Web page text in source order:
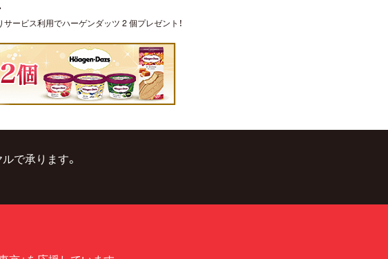
ービス利用でハーゲンダッツ 2 個プレゼント！
で承ります。